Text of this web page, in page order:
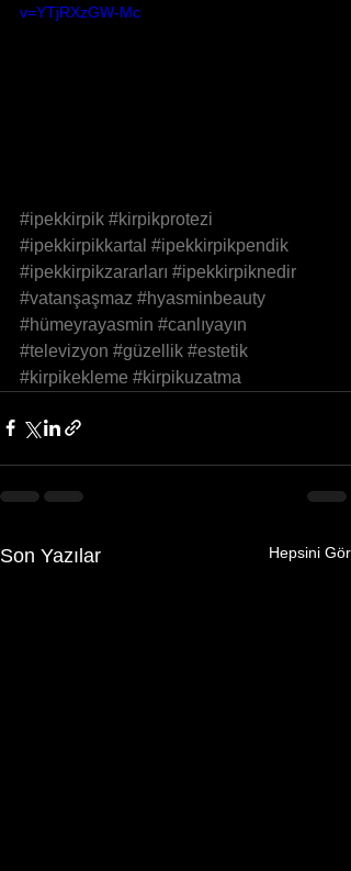
v=YTjRXzGW-Mc
#ipekkirpik #kirpikprotezi
#ipekkirpikkartal #ipekkirpikpendik
#ipekkirpikzararları #ipekkirpiknedir
#vatanşaşmaz #hyasminbeauty
#hümeyrayasmin #canlıyayın
#televizyon #güzellik #estetik
#kirpikekleme #kirpikuzatma
Son Yazılar Hepsini Gör